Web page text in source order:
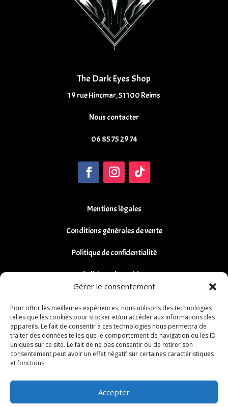
Gérer le consentement
Pour offrir les meilleures expériences, nous utilisons des technologies
telles que les cookies pour stocker et/ou accéder aux informations des
appareils. Le fait de consentir à ces technologies nous permettra de
traiter des données telles que le comportement de navigation ou les ID
uniques sur ce site. Le fait de ne pas consentir ou de retirer son
consentement peut avoir un effet négatif sur certaines caractéristiques
et fonctions.
Accepter
The Dark Eyes Shop
19 rue Hincmar, 51100 Reims
Nous contacter
06 85 75 29 74
Mentions légales
Conditions générales de vente
Politique de confidentialité
Politique de cookies